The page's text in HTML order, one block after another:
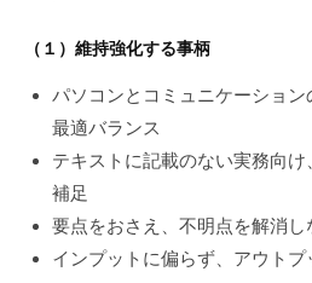
（１）維持強化する事柄
パソコンとコミュニケーショ
最適バランス
テキストに記載のない実務向
補足
要点をおさえ、不明点を解消し
インプットに偏らず、アウト